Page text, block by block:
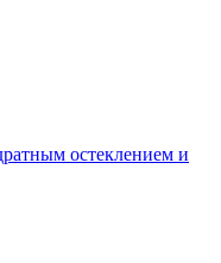
остеклением и